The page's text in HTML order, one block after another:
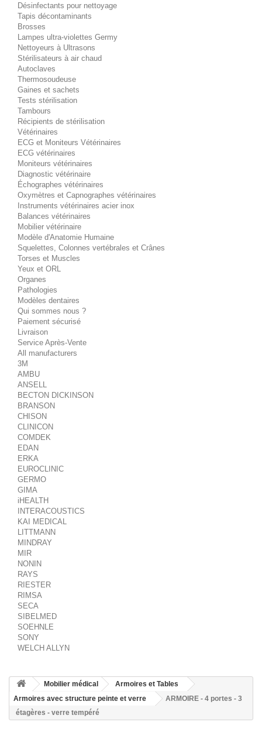
Désinfectants pour nettoyage
Tapis décontaminants
Brosses
Lampes ultra-violettes Germy
Nettoyeurs à Ultrasons
Stérilisateurs à air chaud
Autoclaves
Thermosoudeuse
Gaines et sachets
Tests stérilisation
Tambours
Récipients de stérilisation
Vétérinaires
ECG et Moniteurs Vétérinaires
ECG vétérinaires
Moniteurs vétérinaires
Diagnostic vétérinaire
Échographes vétérinaires
Oxymètres et Capnographes vétérinaires
Instruments vétérinaires acier inox
Balances vétérinaires
Mobilier vétérinaire
Modèle d'Anatomie Humaine
Squelettes, Colonnes vertébrales et Crânes
Torses et Muscles
Yeux et ORL
Organes
Pathologies
Modèles dentaires
Qui sommes nous ?
Paiement sécurisé
Livraison
Service Après-Vente
All manufacturers
3M
AMBU
ANSELL
BECTON DICKINSON
BRANSON
CHISON
CLINICON
COMDEK
EDAN
ERKA
EUROCLINIC
GERMO
GIMA
iHEALTH
INTERACOUSTICS
KAI MEDICAL
LITTMANN
MINDRAY
MIR
NONIN
RAYS
RIESTER
RIMSA
SECA
SIBELMED
SOEHNLE
SONY
WELCH ALLYN
Mobilier médical
Armoires et Tables
Armoires avec structure peinte et verre
ARMOIRE - 4 portes - 3
étagères - verre tempéré